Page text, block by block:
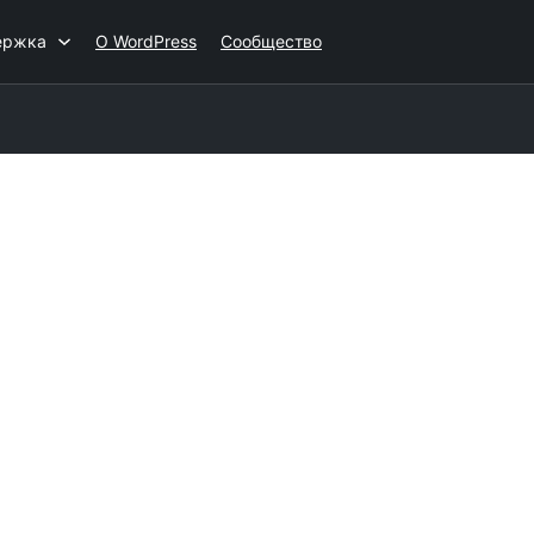
О WordPress Сообщество